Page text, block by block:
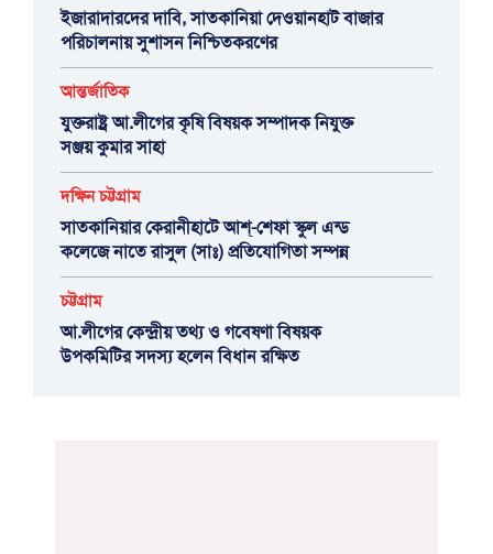
ইজারাদারদের দাবি, সাতকানিয়া দেওয়ানহাট বাজার
পরিচালনায় সুশাসন নিশ্চিতকরণের
আন্তর্জাতিক
যুক্তরাষ্ট্র আ.লীগের কৃষি বিষয়ক সম্পাদক নিযুক্ত
সঞ্জয় কুমার সাহা
দক্ষিন চট্টগ্রাম
সাতকানিয়ার কেরানীহাটে আশ্-শেফা স্কুল এন্ড
কলেজে নাতে রাসুল (সাঃ) প্রতিযোগিতা সম্পন্ন
চট্টগ্রাম
আ.লীগের কেন্দ্রীয় তথ্য ও গবেষণা বিষয়ক
উপকমিটির সদস্য হলেন বিধান রক্ষিত